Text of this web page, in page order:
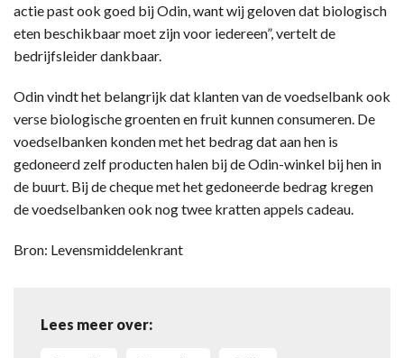
actie past ook goed bij Odin, want wij geloven dat biologisch
eten beschikbaar moet zijn voor iedereen”, vertelt de
bedrijfsleider dankbaar.
Odin vindt het belangrijk dat klanten van de voedselbank ook
verse biologische groenten en fruit kunnen consumeren. De
voedselbanken konden met het bedrag dat aan hen is
gedoneerd zelf producten halen bij de Odin-winkel bij hen in
de buurt. Bij de cheque met het gedoneerde bedrag kregen
de voedselbanken ook nog twee kratten appels cadeau.
Bron: Levensmiddelenkrant
Lees meer over: